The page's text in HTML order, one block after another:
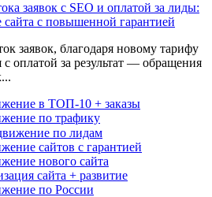
заявок с SEO и оплатой за лиды:
с повышенной гарантией
заявок, благодаря новому тарифу
оплатой за результат — обращения
в ТОП-10 + заказы
по трафику
по лидам
сайтов с гарантией
нового сайта
сайта + развитие
по России